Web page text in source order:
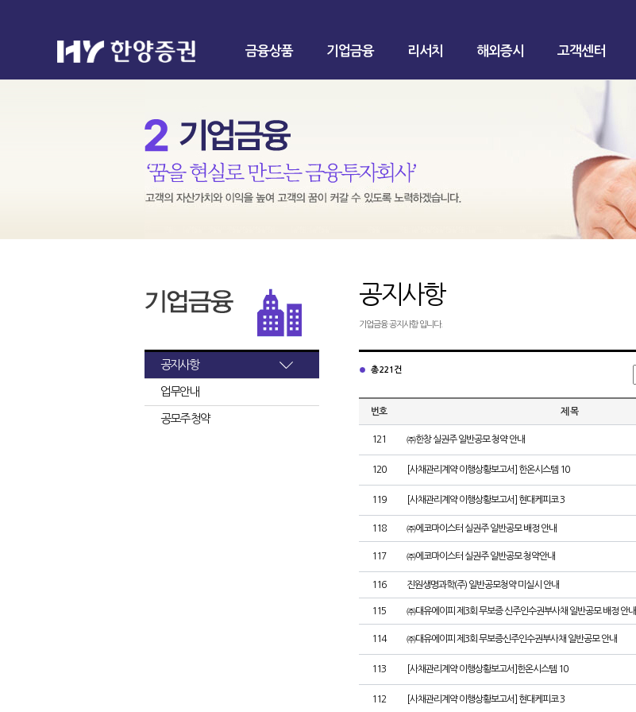
금융상품 기업금융 리서치 해외증시 고객센터
공지사항
업무안내
공모주 청약
공지사항
기업금융 공지사항 입니다.
총 221건
번호 제 목
121 ㈜한창 실권주 일반공모 청약 안내
120 [사채관리계약 이행상황보고서] 한온시스템 10
119 [사채관리계약 이행상황보고서] 현대케피코 3
118 ㈜에코마이스터 실권주 일반공모 배정 안내
117 ㈜에코마이스터 실권주 일반공모 청약안내
116 진원생명과학(주) 일반공모청약 미실시 안내
115 ㈜대유에이피 제3회 무보증 신주인수권부사채 일반공모 배정 안내
114 ㈜대유에이피 제3회 무보증신주인수권부사채 일반공모 안내
113 [사채관리계약 이행상황보고서]한온시스템 10
112 [사채관리계약 이행상황보고서] 현대케피코 3